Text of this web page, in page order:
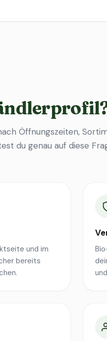
Öffnungszeiten,
du genau auf diese
und im
bereits